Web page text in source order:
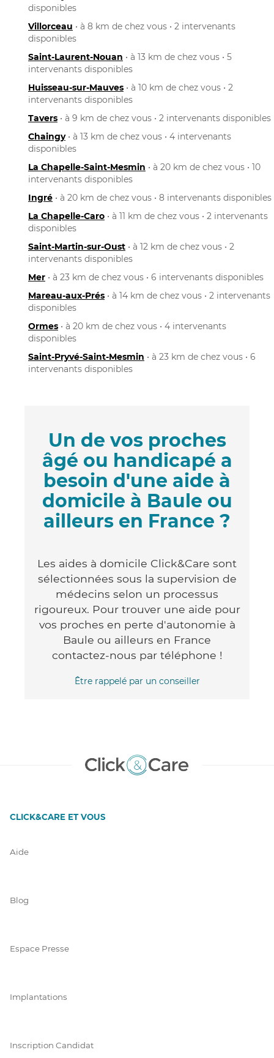
disponibles
Villorceau • à 8 km de chez vous • 2 intervenants
disponibles
Saint-Laurent-Nouan • à 13 km de chez vous • 5
intervenants disponibles
Huisseau-sur-Mauves • à 10 km de chez vous • 2
intervenants disponibles
Tavers • à 9 km de chez vous • 2 intervenants disponibles
Chaingy• à 13 km de chez vous • 4 intervenants
disponibles
La Chapelle-Saint-Mesmin • à 20 km de chez vous • 10
intervenants disponibles
Ingré • à 20 km de chez vous • 8 intervenants disponibles
La Chapelle-Caro • à 11 km de chez vous • 2 intervenants
disponibles
Saint-Martin-sur-Oust • à 12 km de chez vous • 2
intervenants disponibles
Mer • à 23 km de chez vous • 6 intervenants disponibles
Mareau-aux-Prés • à 14 km de chez vous • 2 intervenants
disponibles
Ormes • à 20 km de chez vous • 4 intervenants
disponibles
Saint-Pryvé-Saint-Mesmin • à 23 km de chez vous • 6
intervenants disponibles
Un de vos proches
âgé ou handicapé a
besoin d'une aide à
domicile à Baule ou
ailleurs en France ?
Les aides à domicile Click&Care sont
sélectionnées sous la supervision de
médecins selon un processus
rigoureux. Pour trouver une aide pour
vos proches en perte d'autonomie à
Baule ou ailleurs en France
contactez-nous par téléphone !
Être rappelé par un conseiller
CLICK&CARE ET VOUS
Aide
Blog
Espace Presse
Implantations
Inscription Candidat